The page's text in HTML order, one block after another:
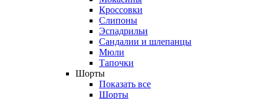
Кроссовки
Слипоны
Эспадрильи
Сандалии и шлепанцы
Мюли
Тапочки
Шорты
Показать все
Шорты